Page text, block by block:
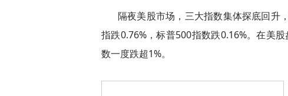
隔夜美股市场，三大指数集体探底回升
指跌0.76%，标普500指数跌0.16%。在美
数一度跌超1%。